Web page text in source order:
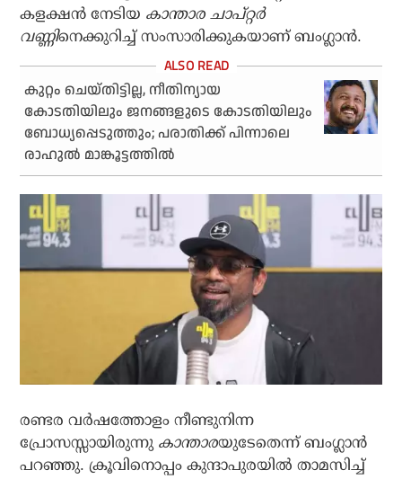
കളക്ഷന്‍ നേടിയ കാന്താര ചാപ്റ്റര്‍
വണ്ണിനെക്കുറിച്ച് സംസാരിക്കുകയാണ് ബംഗ്ലാന്‍.
കുറ്റം ചെയ്തിട്ടില്ല, നീതിന്യായ
കോടതിയിലും ജനങ്ങളുടെ കോടതിയിലും
ബോധ്യപ്പെടുത്തും; പരാതിക്ക് പിന്നാലെ
രാഹുല്‍ മാങ്കൂട്ടത്തില്‍
രണ്ടര വര്‍ഷത്തോളം നീണ്ടുനിന്ന
പ്രോസസ്സായിരുന്നു കാന്താരയുടേതെന്ന് ബംഗ്ലാന്‍
പറഞ്ഞു. ക്രൂവിനൊപ്പം കുന്ദാപുരയില്‍ താമസിച്ച്